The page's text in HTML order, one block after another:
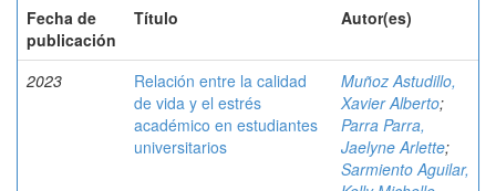
Fecha de
publicación
Título Autor(es)
2023
Relación entre la calidad
de vida y el estrés
académico en estudiantes
universitarios
Muñoz Astudillo,
Xavier Alberto;
Parra Parra,
Jaelyne Arlette;
Sarmiento Aguilar,